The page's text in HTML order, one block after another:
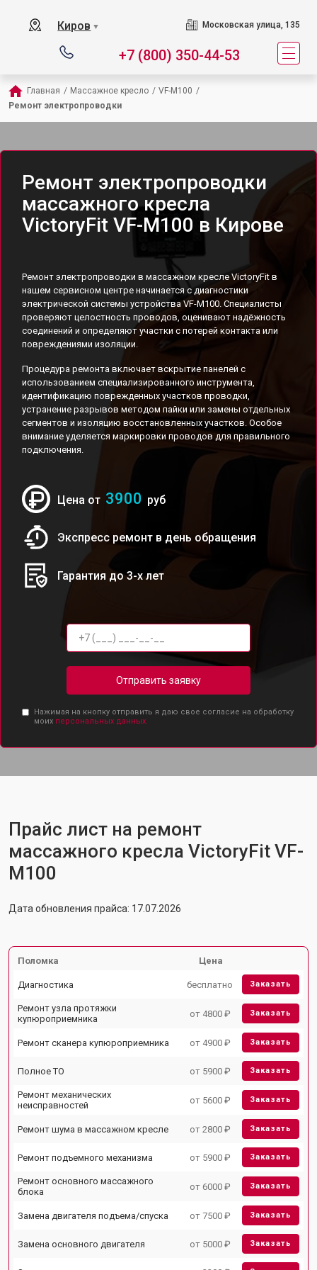
Киров ▼ Московская улица, 135
+7 (800) 350-44-53
Главная / Массажное кресло / VF-M100 /
Ремонт электропроводки
Ремонт электропроводки
массажного кресла
VictoryFit VF-M100 в Кирове
Ремонт электропроводки в массажном кресле VictoryFit в
нашем сервисном центре начинается с диагностики
электрической системы устройства VF-M100. Специалисты
проверяют целостность проводов, оценивают надёжность
соединений и определяют участки с потерей контакта или
повреждениями изоляции.
Процедура ремонта включает вскрытие панелей с
использованием специализированного инструмента,
идентификацию поврежденных участков проводки,
устранение разрывов методом пайки или замены отдельных
сегментов и изоляцию восстановленных участков. Особое
внимание уделяется маркировки проводов для правильного
подключения.
Цена от 3900 руб
Экспресс ремонт в день обращения
Гарантия до 3-х лет
Отправить заявку
Нажимая на кнопку отправить я даю свое согласие на обработку
моих персональных данных.
Прайс лист на ремонт
массажного кресла VictoryFit VF-
M100
Дата обновления прайса: 17.07.2026
Поломка Цена
Диагностика бесплатно Заказать
Ремонт узла протяжки
купюроприемника
от 4800 ₽ Заказать
Ремонт сканера купюроприемника от 4900 ₽ Заказать
Полное ТО от 5900 ₽ Заказать
Ремонт механических
неисправностей
от 5600 ₽ Заказать
Ремонт шума в массажном кресле от 2800 ₽ Заказать
Ремонт подъемного механизма от 5900 ₽ Заказать
Ремонт основного массажного
блока
от 6000 ₽ Заказать
Замена двигателя подъема/спуска от 7500 ₽ Заказать
Замена основного двигателя от 5000 ₽ Заказать